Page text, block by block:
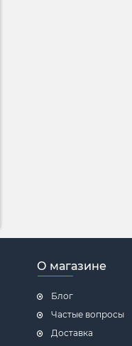
О магазине
Блог
Частые вопросы
Доставка